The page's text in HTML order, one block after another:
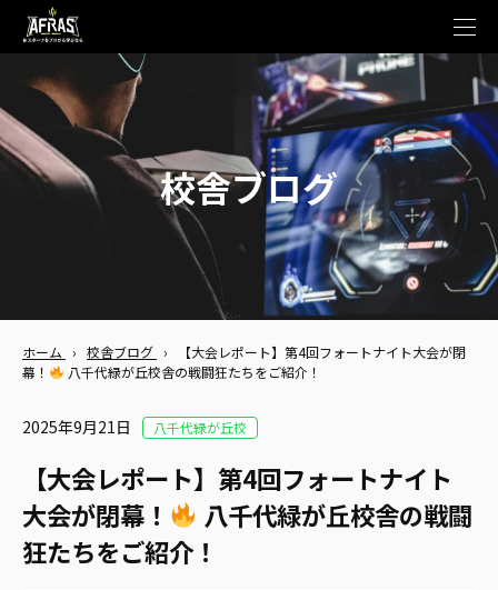
t
e
n
a
v
i
g
a
t
n
校舎ブログ
ホーム › 校舎ブログ ›
【大会レポート】第4回フォートナイト大会が閉
幕！
八千代緑が丘校舎の戦闘狂たちをご紹介！
2025年9月21日 八千代緑が丘校
【大会レポート】第4回フォートナイト
大会が閉幕！
八千代緑が丘校舎の戦闘
狂たちをご紹介！